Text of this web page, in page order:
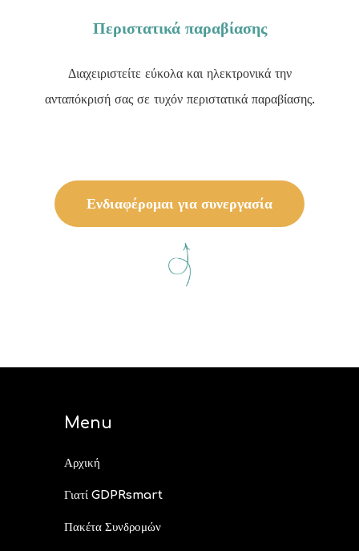
Περιστατικά παραβίασης
Διαχειριστείτε εύκολα και ηλεκτρονικά την
ανταπόκρισή σας σε τυχόν περιστατικά παραβίασης.
Ενδιαφέρομαι για συνεργασία
Menu
Αρχική
Γιατί GDPRsmart
Πακέτα Συνδρομών